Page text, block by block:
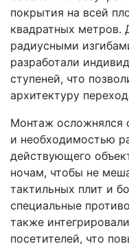
покрытия на всей
квадратных метров.
радиусными
разработали
ступеней, что
архитектуру
Монтаж осложнялся
и необходимостью
действующего
ночам, чтобы не
тактильных плит и
специальные
также
посетителей, что